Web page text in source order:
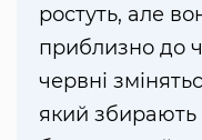
ростуть, але
приблизно до
червні
який збирають